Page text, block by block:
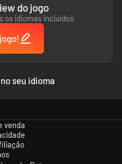
para 11, enquanto os
através dos tempos.
atentas!
do jogo
os idiomas incluídos
seu idioma
venda